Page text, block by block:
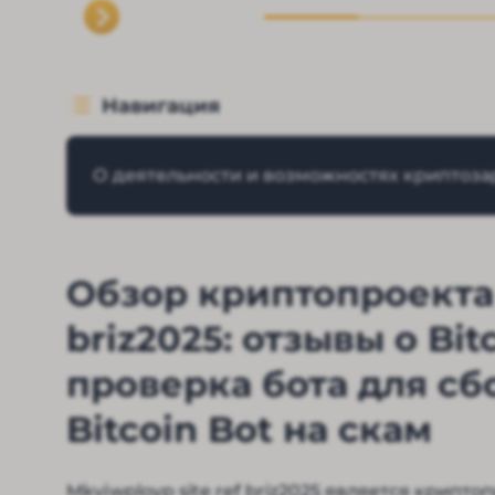
Навигация
О деятельности и возможностях
Обзор
briz2025: отзывы о
проверка бота для
Bitcoin Bot на скам